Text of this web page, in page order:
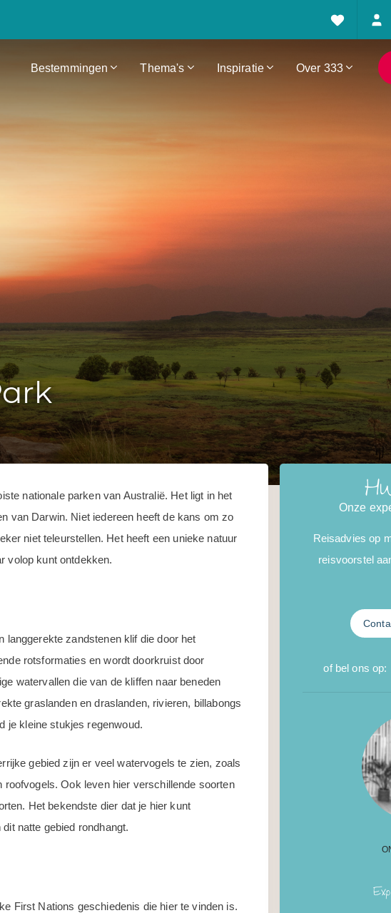
Bestemmingen Thema's Inspiratie Over 333
nationale parken van Australië. Het ligt in het
van Darwin. Niet iedereen heeft de kans om zo
niet teleurstellen. Het heeft een unieke natuur
volop kunt ontdekken.
langgerekte zandstenen klif die door het
rotsformaties en wordt doorkruist door
watervallen die van de kliffen naar beneden
graslanden en draslanden, rivieren, billabongs
je kleine stukjes regenwoud.
gebied zijn er veel watervogels te zien, zoals
Ook leven hier verschillende soorten
Het bekendste dier dat je hier kunt
natte gebied rondhangt.
First Nations geschiedenis die hier te vinden is.
Onze
Reisadvies op
reisvoorstel
of bel ons op: